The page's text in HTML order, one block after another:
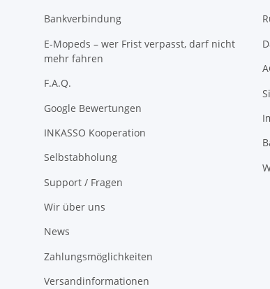
Bankverbindung
E-Mopeds – wer Frist verpasst, darf nicht
mehr fahren
F.A.Q.
Google Bewertungen
INKASSO Kooperation
Selbstabholung
Support / Fragen
Wir über uns
News
Zahlungsmöglichkeiten
Versandinformationen